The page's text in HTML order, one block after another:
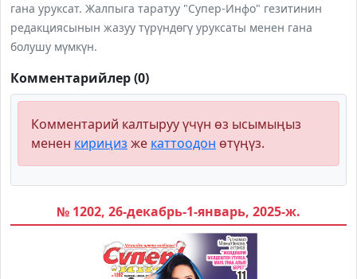
гана уруксат. Жалпыга таратуу "Супер-Инфо" гезитинин
редакциясынын жазуу түрүндөгү уруксаты менен гана
болушу мүмкүн.
Комментарийлер (0)
Комментарий калтыруу үчүн өз ысымыңыз
менен кириңиз же каттоодон өтүңүз.
№ 1202, 26-декабрь-1-январь, 2025-ж.